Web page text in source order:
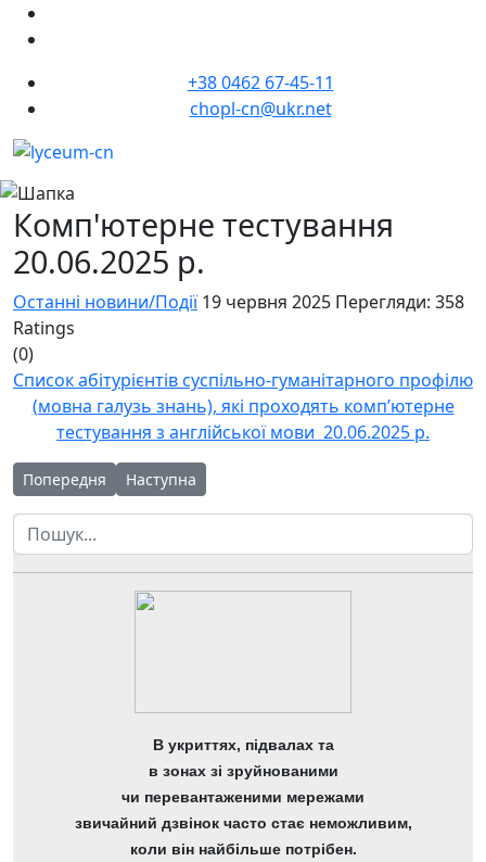
+38 0462 67-45-11
chopl-cn@ukr.net
Комп'ютерне тестування
20.06.2025 р.
Останні новини/Події 19 червня 2025 Перегляди: 358
Ratings
(0)
Список абітурієнтів суспільно-гуманітарного профілю
(мовна галузь знань), які проходять комп’ютерне
тестування з англійської мови 20.06.2025 р.
Попередня стаття: Списки учнів, рекомендованих до
Попередня Наступна стаття: Співбесіда 18.06.2025 р.
Наступна
Пошук
В укриттях, підвалах та
в зонах зі зруйнованими
чи перевантаженими мережами
звичайний дзвінок часто стає неможливим,
коли він найбільше потрібен.